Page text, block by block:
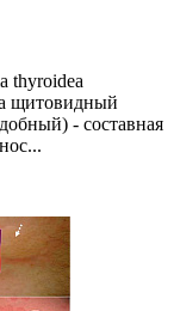
thyroidea
щитовидный
- составная